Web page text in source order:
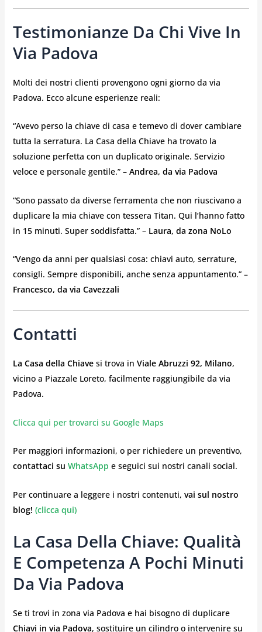
Testimonianze Da Chi Vive In
Via Padova
Molti dei nostri clienti provengono ogni giorno da via
Padova. Ecco alcune esperienze reali:
“Avevo perso la chiave di casa e temevo di dover cambiare
tutta la serratura. La Casa della Chiave ha trovato la
soluzione perfetta con un duplicato originale. Servizio
veloce e personale gentile.” – Andrea, da via Padova
“Sono passato da diverse ferramenta che non riuscivano a
duplicare la mia chiave con tessera Titan. Qui l’hanno fatto
in 15 minuti. Super soddisfatta.” – Laura, da zona NoLo
“Vengo da anni per qualsiasi cosa: chiavi auto, serrature,
consigli. Sempre disponibili, anche senza appuntamento.” –
Francesco, da via Cavezzali
Contatti
La Casa della Chiavesi trova in Viale Abruzzi 92, Milano,
vicino a Piazzale Loreto, facilmente raggiungibile da via
Padova.
Clicca qui per trovarci su Google Maps
Per maggiori informazioni, o per richiedere un preventivo,
contattaci su WhatsApp e seguici sui nostri canali social.
Per continuare a leggere i nostri contenuti, vai sul nostro
blog! (clicca qui)
La Casa Della Chiave: Qualità
E Competenza A Pochi Minuti
Da Via Padova
Se ti trovi in zona via Padova e hai bisogno di duplicare
Chiavi in via Padova, sostituire un cilindro o intervenire su